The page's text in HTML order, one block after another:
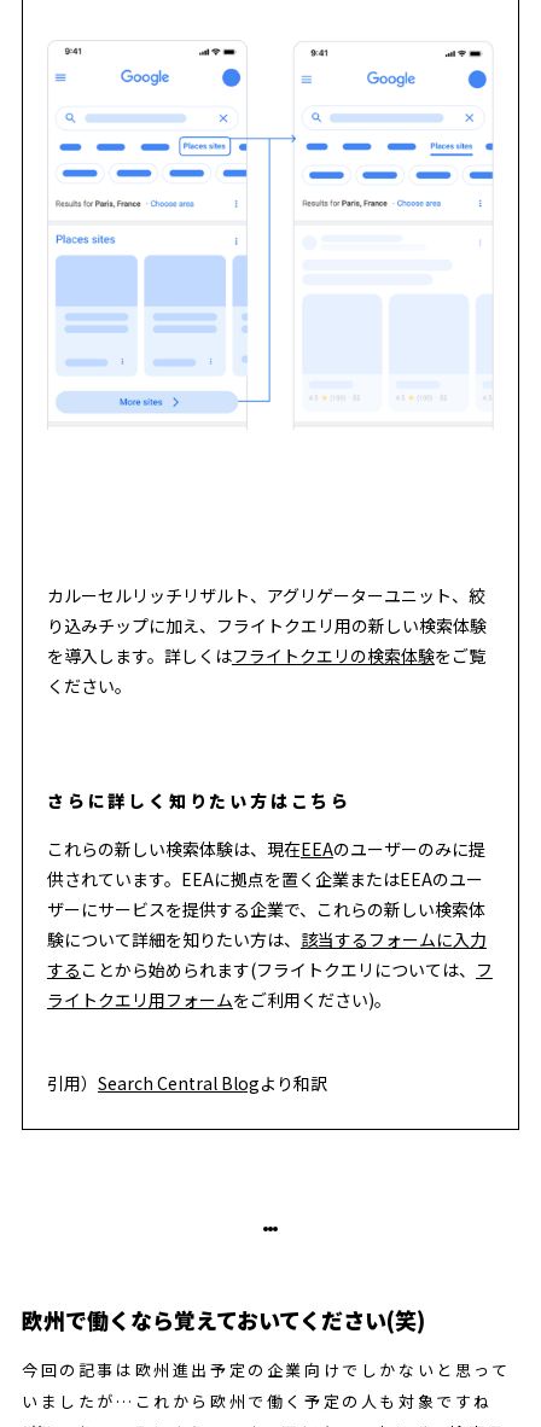
カルーセルリッチリザルト、アグリゲーターユニット、絞
り込みチップに加え、フライトクエリ用の新しい検索体験
を導入します。詳しくはフライトクエリの検索体験をご覧
ください。
さらに詳しく知りたい方はこちら
これらの新しい検索体験は、現在EEAのユーザーのみに提
供されています。EEAに拠点を置く企業またはEEAのユー
ザーにサービスを提供する企業で、これらの新しい検索体
験について詳細を知りたい方は、 該当するフォームに入力
する ことから始められます(フライトクエリについては、 フ
ライトクエリ用フォームをご利用ください)。
引用） Search Central Blogより和訳
欧州で働くなら覚えておいてください(笑)
今回の記事は欧州進出予定の企業向けでしかないと思って
いましたが…これから欧州で働く予定の人も対象ですね